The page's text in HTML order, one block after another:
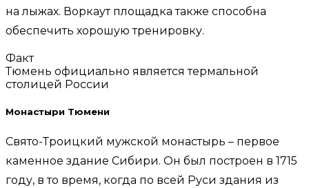
на лыжах. Воркаут площадка также способна
обеспечить хорошую тренировку.
Факт
Тюмень официально является термальной
столицей России
Монастыри Тюмени
Свято-Троицкий мужской монастырь – первое
каменное здание Сибири. Он был построен в 1715
году, в то время, когда по всей Руси здания из